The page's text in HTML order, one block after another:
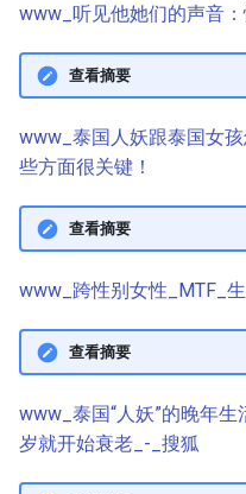
www_听见他她们的声音
查看摘要
www_泰国人妖跟泰国女
些方面很关键！
查看摘要
www_跨性别女性_MTF_
查看摘要
www_泰国“人妖”的晚年
岁就开始衰老_-_搜狐